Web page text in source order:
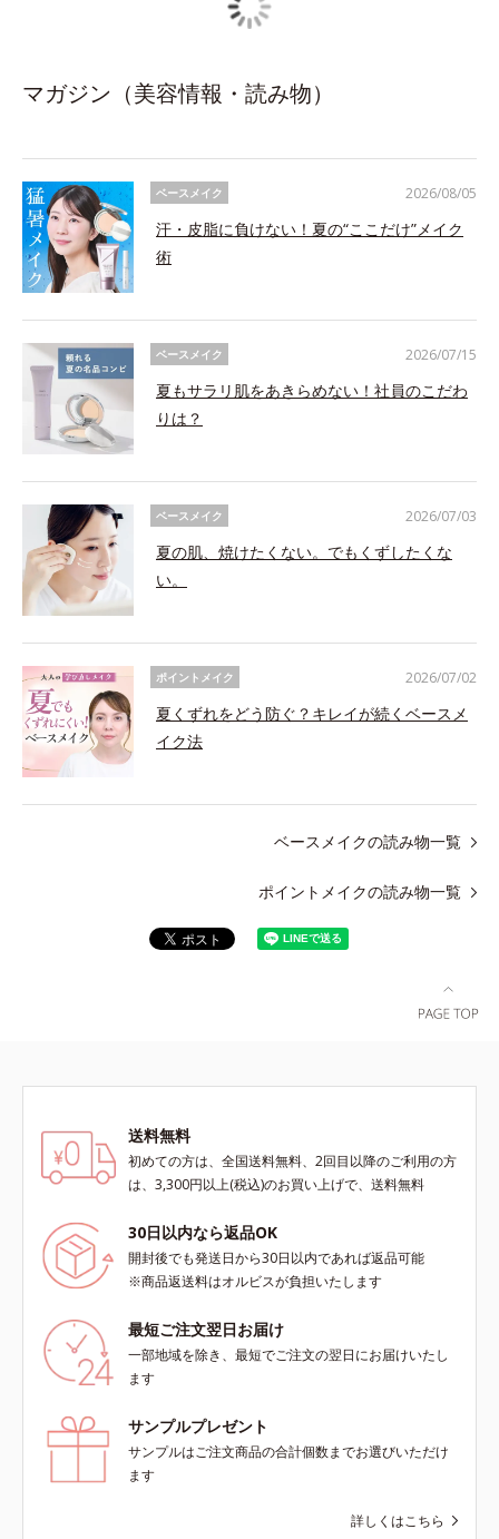
マガジン（美容情報・読み物）
ベースメイク
汗・皮脂に負けない！夏の“ここだけ”メイク
術
2026/08/05
ベースメイク
夏もサラリ肌をあきらめない！社員のこだわ
りは？
2026/07/15
ベースメイク
夏の肌、焼けたくない。でもくずしたくな
い。
2026/07/03
ポイントメイク
夏くずれをどう防ぐ？キレイが続くベースメ
イク法
2026/07/02
ベースメイクの読み物一覧
ポイントメイクの読み物一覧
送料無料
初めての方は、全国送料無料、2回目以降のご利用の方
は、3,300円以上(税込)のお買い上げで、送料無料
30日以内なら返品OK
開封後でも発送日から30日以内であれば返品可能
※商品返送料はオルビスが負担いたします
最短ご注文翌日お届け
一部地域を除き、最短でご注文の翌日にお届けいたし
ます
サンプルプレゼント
サンプルはご注文商品の合計個数までお選びいただけ
ます
詳しくはこちら